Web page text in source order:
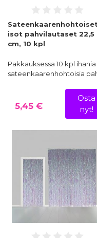
Sateenkaarenhohtoiset
isot pahvilautaset 22,5
cm, 10 kpl
Pakkauksessa 10 kpl ihania
sateenkaarenhohtoisia
5,45 €
Osta
nyt!